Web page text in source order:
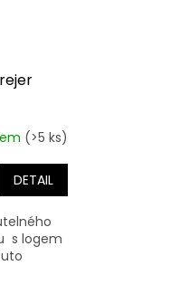
(>5 ks)
DETAIL
s logem